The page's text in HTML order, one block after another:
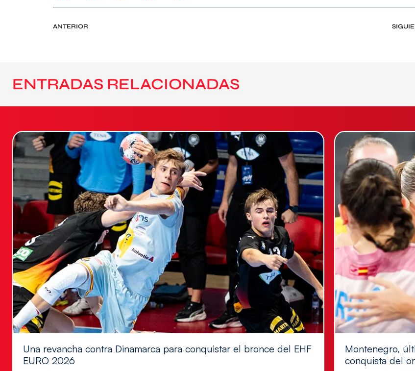
ANTERIOR
ENTRADAS RELACIONADAS
Una revancha contra Dinamarca para conquistar el bronce del EHF
EURO 2026
Montenegro,
conquista del